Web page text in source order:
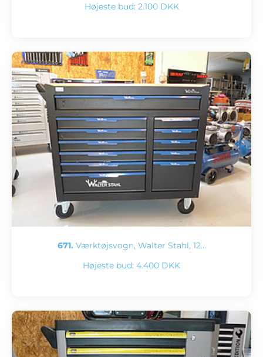
Højeste bud: 2.100 DKK
671. Værktøjsvogn, Walter Stahl, 12…
Højeste bud: 4.400 DKK